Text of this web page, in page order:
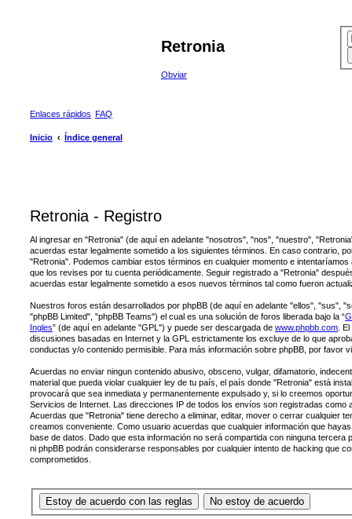
Retronia
Obviar
Enlaces rápidos FAQ
Inicio Índice general
Retronia - Registro
Al ingresar en "Retronia" (de aquí en adelante "nosotros", "nos", "nuestro",
acuerdas estar legalmente sometido a los siguientes términos. En caso contrario,
"Retronia". Podemos cambiar estos términos en cualquier momento e
que los revises por tu cuenta periódicamente. Seguir registrado a "Retronia"
acuerdas estar legalmente sometido a esos nuevos términos tal como fueron
Nuestros foros están desarrollados por phpBB (de aquí en adelante "ellos", "sus",
"phpBB Limited", "phpBB Teams") el cual es una solución de foros liberada bajo la “
Ingles” (de aquí en adelante "GPL") y puede ser descargada de www.phpbb.com .
discusiones basadas en Internet y la GPL estrictamente los excluye de lo que
conductas y/o contenido permisible. Para más información sobre phpBB, por favor
Acuerdas no enviar ningun contenido abusivo, obsceno, vulgar, difamatorio,
material que pueda violar cualquier ley de tu país, el país donde "Retronia" está
provocará que sea inmediata y permanentemente expulsado y, si lo creemos
Servicios de Internet. Las direcciones IP de todos los envíos son registradas como
Acuerdas que "Retronia" tiene derecho a eliminar, editar, mover o cerrar cualquier
creamos conveniente. Como usuario acuerdas que cualquier información que
base de datos. Dado que esta información no será compartida con ninguna tercera
ni phpBB podrán considerarse responsables por cualquier intento de hacking que
comprometidos.